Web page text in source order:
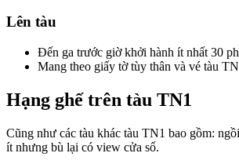
Lên tàu
Đến ga trước giờ khởi hành ít nhất 30
Mang theo giấy tờ tùy thân và vé tàu
Hạng ghế trên tàu TN1
Cũng như các tàu khác tàu TN1 bao gồm:
ít nhưng bù lại có view cửa sổ.